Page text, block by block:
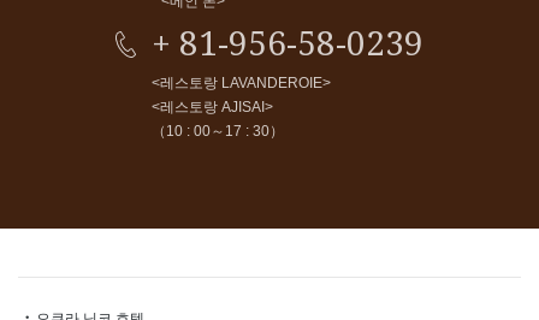
+ 81-956-58-0239
<레스토랑 LAVANDEROIE>
<레스토랑 AJISAI>
（10 : 00～17 : 30）